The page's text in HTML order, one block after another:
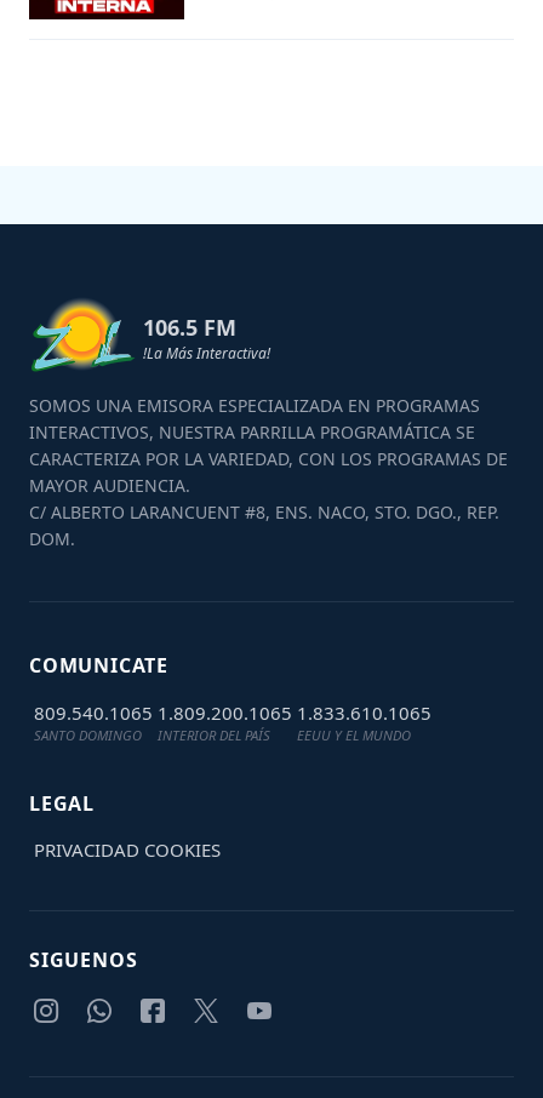
106.5 FM
!La Más Interactiva!
SOMOS UNA EMISORA ESPECIALIZADA EN PROGRAMAS
INTERACTIVOS, NUESTRA PARRILLA PROGRAMÁTICA SE
CARACTERIZA POR LA VARIEDAD, CON LOS PROGRAMAS DE
MAYOR AUDIENCIA.
C/ ALBERTO LARANCUENT #8, ENS. NACO, STO. DGO., REP.
DOM.
COMUNICATE
809.540.1065
SANTO DOMINGO
1.809.200.1065
INTERIOR DEL PAÍS
1.833.610.1065
EEUU Y EL MUNDO
LEGAL
PRIVACIDAD COOKIES
SIGUENOS